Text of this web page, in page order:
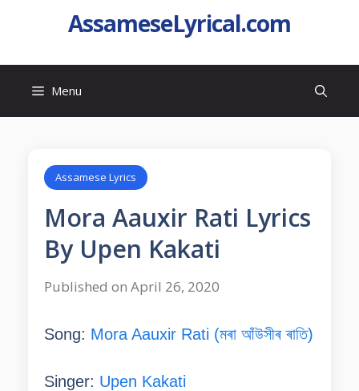
AssameseLyrical.com
Menu
Assamese Lyrics
Mora Aauxir Rati Lyrics
By Upen Kakati
Published on April 26, 2020
Song: Mora Aauxir Rati (মৰা আঁউসীৰ ৰাতি)
Singer: Upen Kakati